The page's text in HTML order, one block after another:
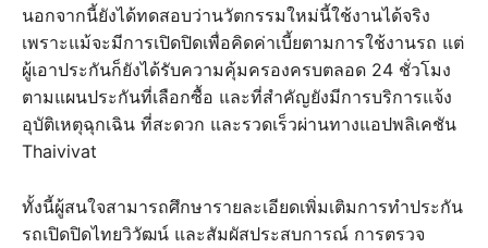
นอกจากนี้ยังได้ทดสอบว่านวัตกรรมใหม่นี้ใช้งานได้จริง
เพราะแม้จะมีการเปิดปิดเพื่อคิดค่าเบี้ยตามการใช้งานรถ แต่
ผู้เอาประกันก็ยังได้รับความคุ้มครองครบตลอด 24 ชั่วโมง
ตามแผนประกันที่เลือกซื้อ และที่สำคัญยังมีการบริการแจ้ง
อุบัติเหตุฉุกเฉิน ที่สะดวก และรวดเร็วผ่านทางแอปพลิเคชัน
Thaivivat
ทั้งนี้ผู้สนใจสามารถศึกษารายละเอียดเพิ่มเติมการทำประกัน
รถเปิดปิดไทยวิวัฒน์ และสัมผัสประสบการณ์ การตรวจ